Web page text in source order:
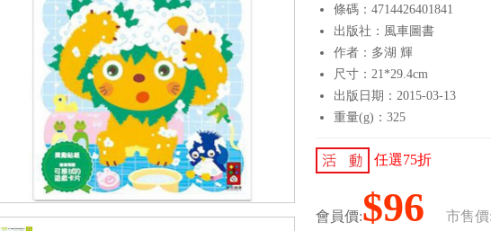
條碼：4714426401841
出版社：風車圖書
作者：多湖 輝
尺寸：21*29.4cm
出版日期：2015-03-13
重量(g)：325
任選75折
會員價:$96 市售價